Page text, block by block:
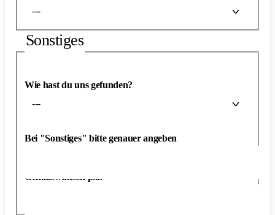
---
Sonstiges
Wie hast du uns gefunden?
---
Bei "Sonstiges" bitte genauer angeben
Gehaltswunsch p.a.